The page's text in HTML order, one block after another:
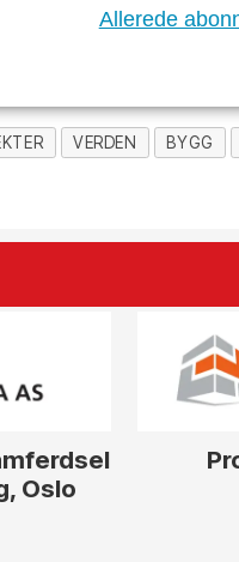
Allerede
VERDEN BYGG
Oslo